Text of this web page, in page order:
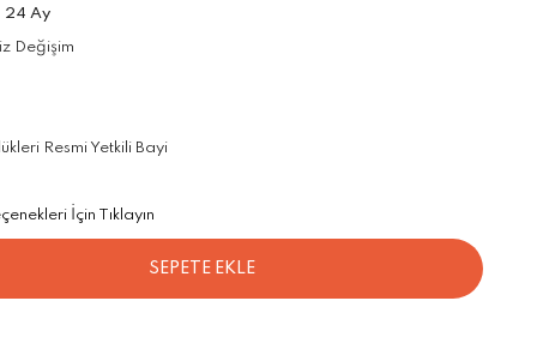
24 Ay
Değişim
Resmi Yetkili Bayi
İçin Tıklayın
SEPETE EKLE